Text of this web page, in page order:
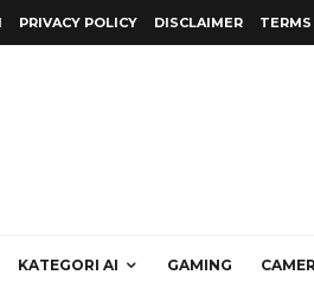
PRIVACY POLICY DISCLAIMER
KATEGORI AI GAMING